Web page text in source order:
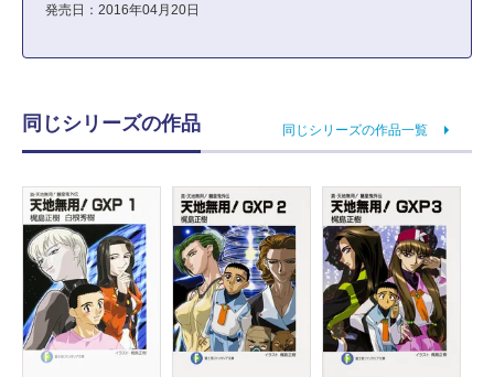
発売日：2016年04月20日
同じシリーズの作品 同じシリーズの作品一覧